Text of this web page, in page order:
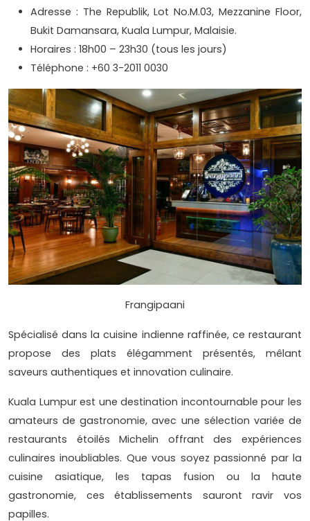
Adresse : The Republik, Lot No.M.03, Mezzanine Floor,
Bukit Damansara, Kuala Lumpur, Malaisie.
Horaires : 18h00 – 23h30 (tous les jours)
Téléphone : +60 3-2011 0030
Frangipaani
Spécialisé dans la cuisine indienne raffinée, ce restaurant
propose des plats élégamment présentés, mêlant
saveurs authentiques et innovation culinaire.
Kuala Lumpur est une destination incontournable pour les
amateurs de gastronomie, avec une sélection variée de
restaurants étoilés Michelin offrant des expériences
culinaires inoubliables. Que vous soyez passionné par la
cuisine asiatique, les tapas fusion ou la haute
gastronomie, ces établissements sauront ravir vos
papilles.